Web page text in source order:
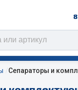
Сепараторы и